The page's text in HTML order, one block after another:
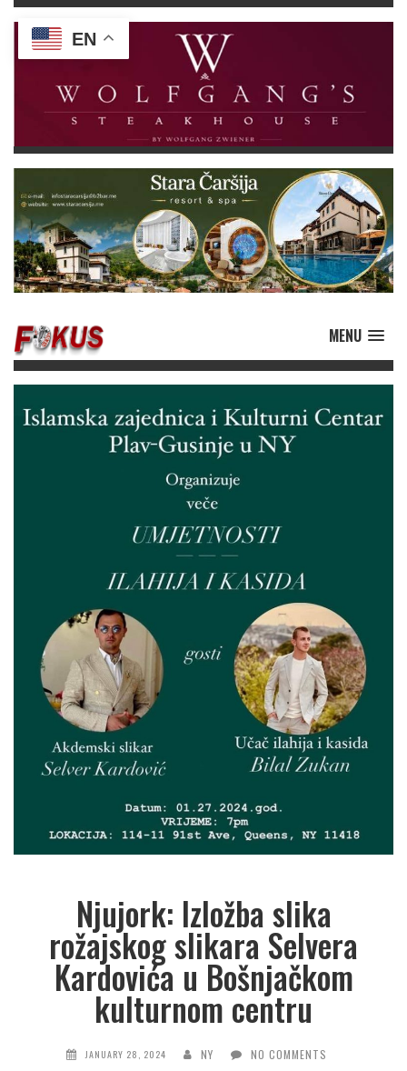
MENU
Njujork: Izložba slika
rožajskog slikara Selvera
Kardovića u Bošnjačkom
kulturnom centru
JANUARY 28, 2024 NY NO COMMENTS
EN